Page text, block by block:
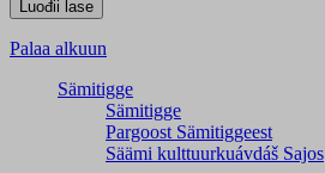
Palaa alkuun
Sämitigge
Sämitigge
Pargoost Sämitiggeest
Säämi kulttuurkuávdáš Sajos